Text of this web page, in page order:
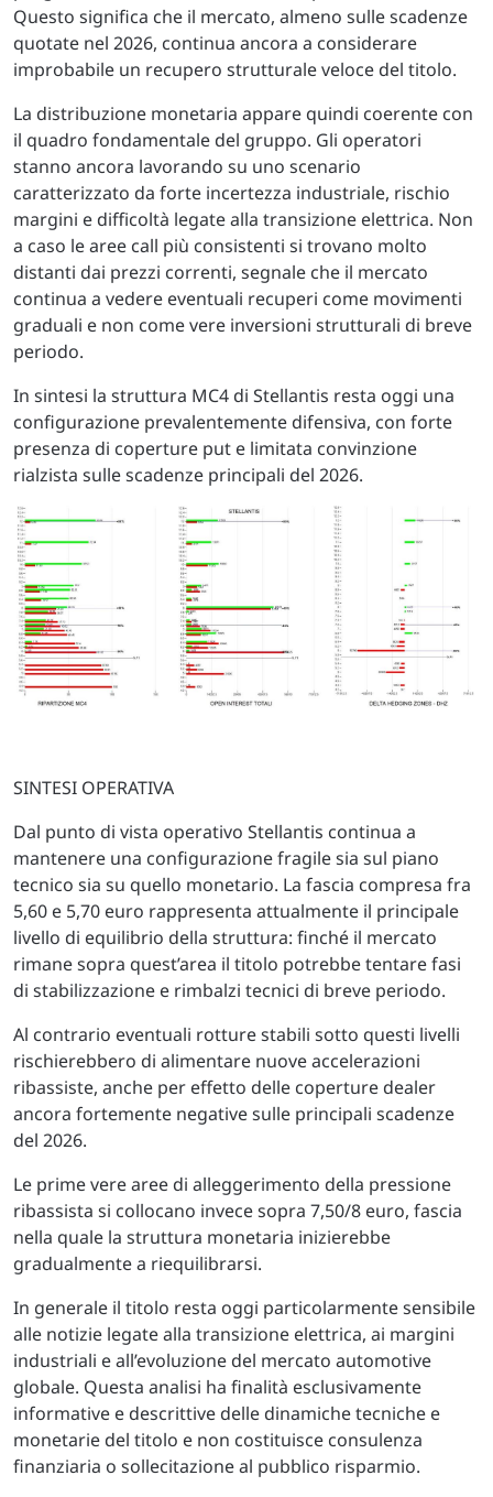
Questo significa che il mercato, almeno sulle scadenze
quotate nel 2026, continua ancora a considerare
improbabile un recupero strutturale veloce del titolo.
La distribuzione monetaria appare quindi coerente con
il quadro fondamentale del gruppo. Gli operatori
stanno ancora lavorando su uno scenario
caratterizzato da forte incertezza industriale, rischio
margini e difficoltà legate alla transizione elettrica. Non
a caso le aree call più consistenti si trovano molto
distanti dai prezzi correnti, segnale che il mercato
continua a vedere eventuali recuperi come movimenti
graduali e non come vere inversioni strutturali di breve
periodo.
In sintesi la struttura MC4 di Stellantis resta oggi una
configurazione prevalentemente difensiva, con forte
presenza di coperture put e limitata convinzione
rialzista sulle scadenze principali del 2026.
SINTESI OPERATIVA
Dal punto di vista operativo Stellantis continua a
mantenere una configurazione fragile sia sul piano
tecnico sia su quello monetario. La fascia compresa fra
5,60 e 5,70 euro rappresenta attualmente il principale
livello di equilibrio della struttura: finché il mercato
rimane sopra quest’area il titolo potrebbe tentare fasi
di stabilizzazione e rimbalzi tecnici di breve periodo.
Al contrario eventuali rotture stabili sotto questi livelli
rischierebbero di alimentare nuove accelerazioni
ribassiste, anche per effetto delle coperture dealer
ancora fortemente negative sulle principali scadenze
del 2026.
Le prime vere aree di alleggerimento della pressione
ribassista si collocano invece sopra 7,50/8 euro, fascia
nella quale la struttura monetaria inizierebbe
gradualmente a riequilibrarsi.
In generale il titolo resta oggi particolarmente sensibile
alle notizie legate alla transizione elettrica, ai margini
industriali e all’evoluzione del mercato automotive
globale. Questa analisi ha finalità esclusivamente
informative e descrittive delle dinamiche tecniche e
monetarie del titolo e non costituisce consulenza
finanziaria o sollecitazione al pubblico risparmio.